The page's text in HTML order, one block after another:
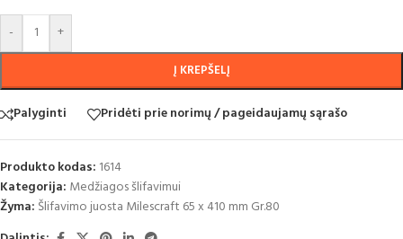
- +
Į KREPŠELĮ
Palyginti Pridėti prie norimų / pageidaujamų sąrašo
Produkto kodas: 1614
Kategorija: Medžiagos šlifavimui
Žyma: Šlifavimo juosta Milescraft 65 x 410 mm Gr.80